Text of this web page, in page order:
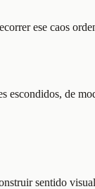
ese caos
de
sentido